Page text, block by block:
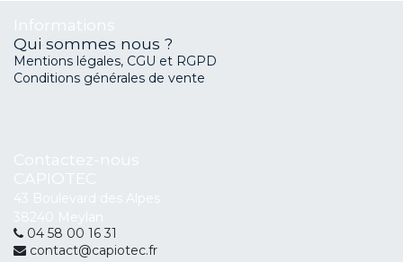
Qui sommes nous ?
Mentions légales, CGU et RGPD
Conditions générales de vente
04 58 00 16 31
contact@capiotec.fr